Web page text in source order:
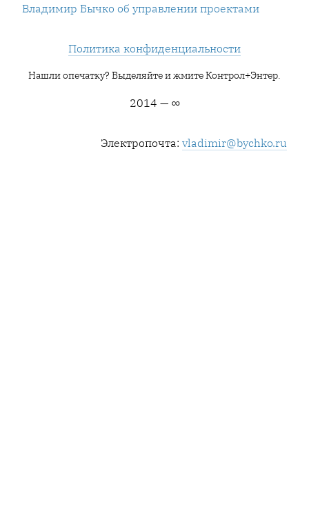
Владимир Бычко об управлении проектами
Политика конфиденциальности
Нашли опечатку? Выделяйте и жмите Контрол+Энтер.
2014 — ∞
Электропочта: vladimir@bychko.ru